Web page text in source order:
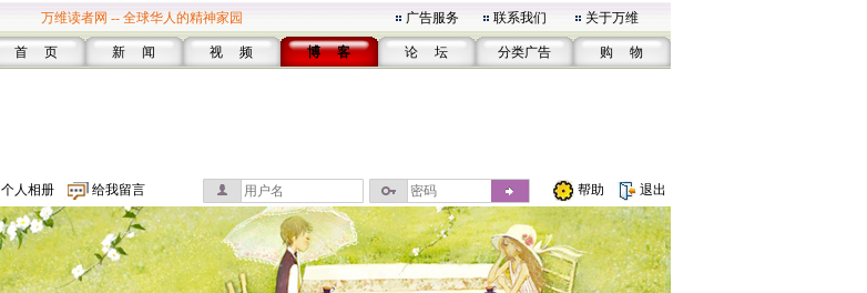
万维读者网 -- 全球华人的精神家园 广告服务 联系我们 关于万维
首 页 新 闻 视 频 博 客 论 坛 分类广告 购 物
个人相册 给我留言 帮助 退出